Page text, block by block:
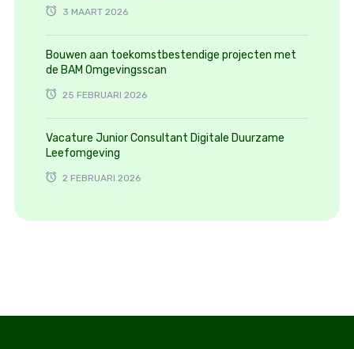
3 MAART 2026
Bouwen aan toekomstbestendige projecten met
de BAM Omgevingsscan
25 FEBRUARI 2026
Vacature Junior Consultant Digitale Duurzame
Leefomgeving
2 FEBRUARI 2026